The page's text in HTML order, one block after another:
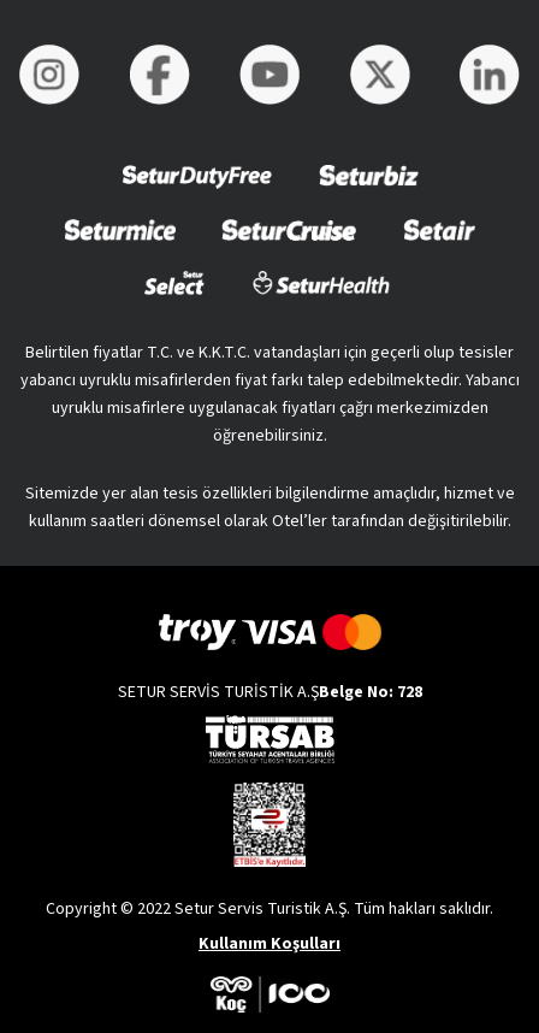
Belirtilen fiyatlar T.C. ve K.K.T.C. vatandaşları için geçerli olup tesisler
yabancı uyruklu misafirlerden fiyat farkı talep edebilmektedir. Yabancı
uyruklu misafirlere uygulanacak fiyatları çağrı merkezimizden
öğrenebilirsiniz.
Sitemizde yer alan tesis özellikleri bilgilendirme amaçlıdır, hizmet ve
kullanım saatleri dönemsel olarak Otel’ler tarafından değişitirilebilir.
SETUR SERVİS TURİSTİK A.ŞBelge No: 728
Copyright © 2022 Setur Servis Turistik A.Ş. Tüm hakları saklıdır.
Kullanım Koşulları